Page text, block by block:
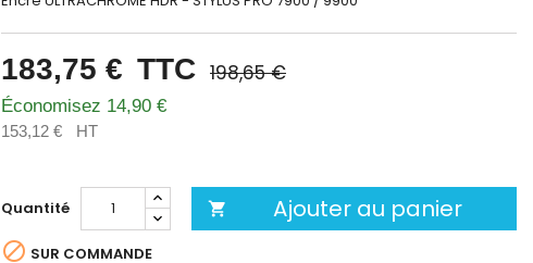
183,75 € TTC 198,65 €
Économisez 14,90 €
153,12 € HT
Quantité  Ajouter au panier
 SUR COMMANDE